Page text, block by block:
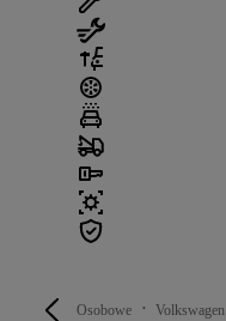
Osobowe Volkswagen